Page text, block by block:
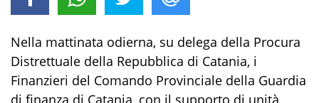
Nella mattinata odierna, su delega della Procura
Distrettuale della Repubblica di Catania, i
Finanzieri del Comando Provinciale della Guardia